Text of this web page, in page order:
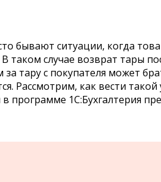
бывают ситуации, когда
В таком случае возврат тары
тару с покупателя может
Рассмотрим, как вести такой
программе 1С:Бухгалтерия